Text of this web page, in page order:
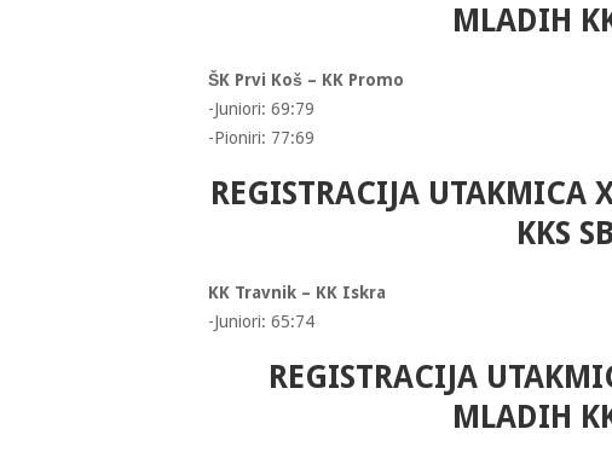
MLADIH
ŠK Prvi Koš – KK Promo
-Juniori: 69:79
-Pioniri: 77:69
REGISTRACIJA UTAKMICA
KKS
KK Travnik – KK Iskra
-Juniori: 65:74
REGISTRACIJA
MLADIH